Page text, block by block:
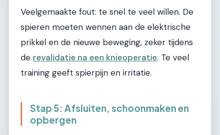
Veelgemaakte fout: te snel te veel willen. De
spieren moeten wennen aan de elektrische
prikkel en de nieuwe beweging, zeker tijdens
de revalidatie na een knieoperatie. Te veel
training geeft spierpijn en irritatie.
Stap 5: Afsluiten, schoonmaken en
opbergen